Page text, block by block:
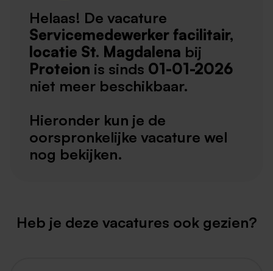
Helaas! De vacature
Servicemedewerker facilitair,
locatie St. Magdalena bij
Proteion is sinds 01-01-2026
niet meer beschikbaar.
Hieronder kun je de
oorspronkelijke vacature wel
nog bekijken.
Heb je deze vacatures ook gezien?